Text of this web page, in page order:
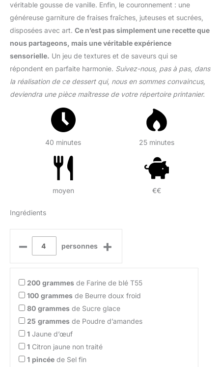
véritable gousse de vanille. Enfin, le couronnement : une
généreuse garniture de fraises fraîches, juteuses et sucrées,
disposées avec art. Ce n’est pas simplement une recette que
nous partageons, mais une véritable expérience
sensorielle. Un jeu de textures et de saveurs qui se
répondent en parfaite harmonie. Suivez-nous, pas à pas, dans
la réalisation de ce dessert qui, nous en sommes convaincus,
deviendra une pièce maîtresse de votre répertoire printanier.
40 minutes 25 minutes
moyen €€
Ingrédients
– personnes +
200 grammes de Farine de blé T55
100 grammes de Beurre doux froid
80 grammes de Sucre glace
25 grammes de Poudre d’amandes
1 Jaune d’œuf
1 Citron jaune non traité
1 pincée de Sel fin